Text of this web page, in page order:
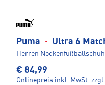
Puma · Ultra 6
Herren
€ 84,99
Onlinepreis inkl. MwSt. zzgl.